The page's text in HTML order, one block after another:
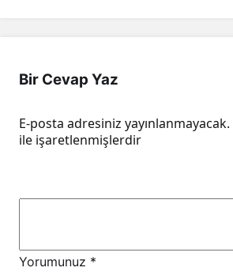
Bir Cevap Yaz
E-posta adresiniz yayınlanmayacak.
ile işaretlenmişlerdir
Yorumunuz *